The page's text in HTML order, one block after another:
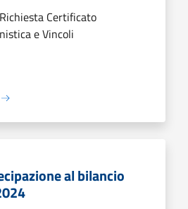
Certificato
e Vincoli
al bilancio